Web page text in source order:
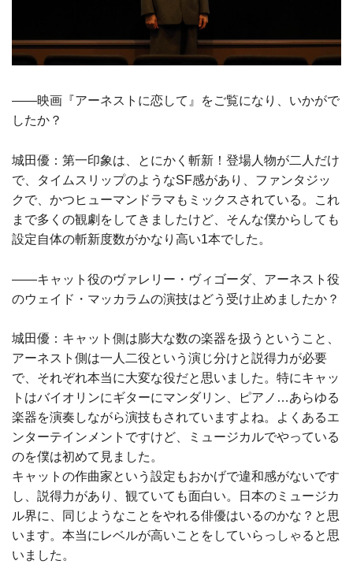
――映画『アーネストに恋して』をご覧になり、いかがで
したか？
城田優：第一印象は、とにかく斬新！登場人物が二人だけ
で、タイムスリップのようなSF感があり、ファンタジッ
クで、かつヒューマンドラマもミックスされている。これ
まで多くの観劇をしてきましたけど、そんな僕からしても
設定自体の斬新度数がかなり高い1本でした。
――キャット役のヴァレリー・ヴィゴーダ、アーネスト役
のウェイド・マッカラムの演技はどう受け止めましたか？
城田優：キャット側は膨大な数の楽器を扱うということ、
アーネスト側は一人二役という演じ分けと説得力が必要
で、それぞれ本当に大変な役だと思いました。特にキャッ
トはバイオリンにギターにマンダリン、ピアノ…あらゆる
楽器を演奏しながら演技もされていますよね。よくあるエ
ンターテインメントですけど、ミュージカルでやっている
のを僕は初めて見ました。
キャットの作曲家という設定もおかげで違和感がないです
し、説得力があり、観ていても面白い。日本のミュージカ
ル界に、同じようなことをやれる俳優はいるのかな？と思
います。本当にレベルが高いことをしていらっしゃると思
いました。